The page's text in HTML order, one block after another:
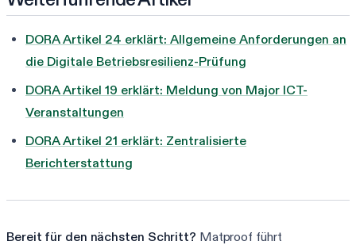
DORA Artikel 24 erklärt: Allgemeine Anforderungen an
die Digitale Betriebsresilienz-Prüfung
DORA Artikel 19 erklärt: Meldung von Major ICT-
Veranstaltungen
DORA Artikel 21 erklärt: Zentralisierte
Berichterstattung
Bereit für den nächsten Schritt? Matproof führt